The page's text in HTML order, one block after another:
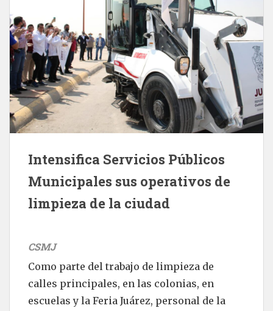
Intensifica Servicios Públicos
Municipales sus operativos de
limpieza de la ciudad
CSMJ
Como parte del trabajo de limpieza de
calles principales, en las colonias, en
escuelas y la Feria Juárez, personal de la